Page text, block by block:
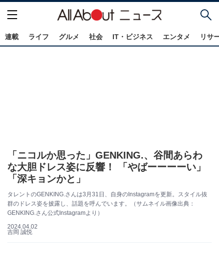
連載 ライフ グルメ 社会 IT・ビジネス エンタメ リサ
「ニコルか思った」GENKING.、谷間あらわ
な大胆ドレス姿に反響！ 「やばーーーーい」
「深キョンかと」
タレントのGENKING.さんは3月31日、自身のInstagramを更新。スタイル抜
群のドレス姿を披露し、話題を呼んでいます。（サムネイル画像出典：
GENKING.さん公式Instagramより）
2024.04.02
吉岡 誠悦